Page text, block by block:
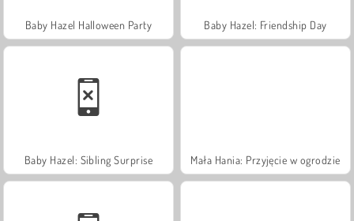
Baby Hazel Halloween Party Baby Hazel: Friendship Day
Baby Hazel: Sibling Surprise Mała Hania: Przyjęcie w ogrodzie